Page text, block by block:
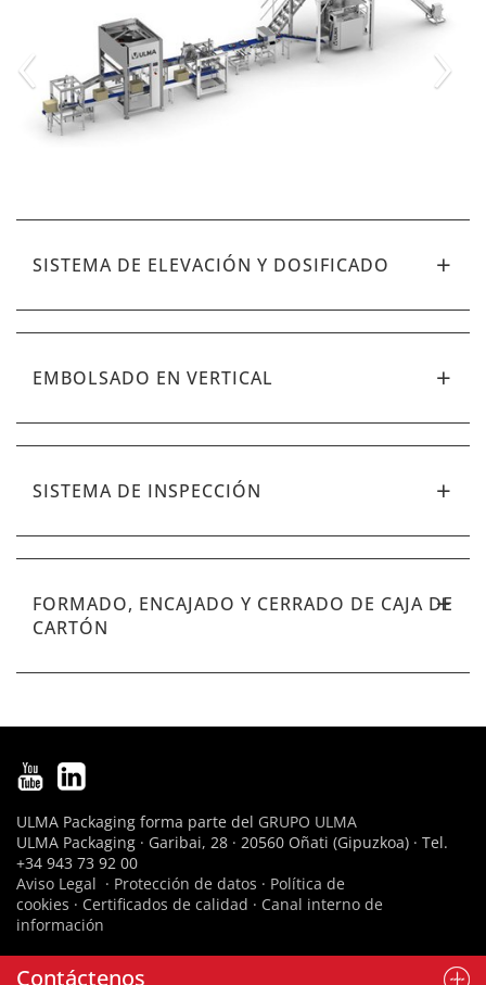
‹ ›
SISTEMA DE ELEVACIÓN Y DOSIFICADO
EMBOLSADO EN VERTICAL
SISTEMA DE INSPECCIÓN
FORMADO, ENCAJADO Y CERRADO DE CAJA DE
CARTÓN
Contáctenos
ULMA Packaging forma parte del GRUPO ULMA
ULMA Packaging · Garibai, 28 · 20560 Oñati (Gipuzkoa) · Tel.
+34 943 73 92 00
Aviso Legal · Protección de datos · Política de
cookies · Certificados de calidad · Canal interno de
información